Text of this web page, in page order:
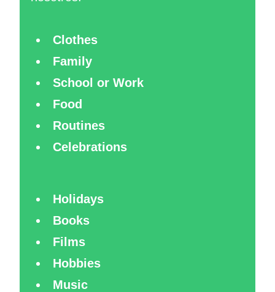
Clothes
Family
School or Work
Food
Routines
Celebrations
Holidays
Books
Films
Hobbies
Music